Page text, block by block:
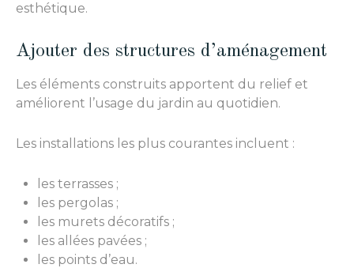
esthétique.
Ajouter des structures d’aménagement
Les éléments construits apportent du relief et
améliorent l’usage du jardin au quotidien.
Les installations les plus courantes incluent :
les terrasses ;
les pergolas ;
les murets décoratifs ;
les allées pavées ;
les points d’eau.